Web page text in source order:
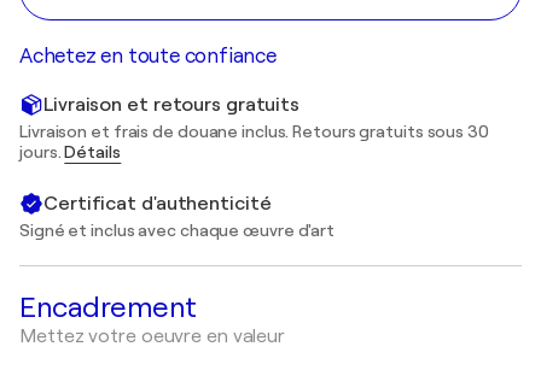
Achetez en toute confiance
Livraison et retours gratuits
Livraison et frais de douane inclus. Retours gratuits sous 30
jours.Détails
Certificat d'authenticité
Signé et inclus avec chaque œuvre d'art
Encadrement
Mettez votre oeuvre en valeur